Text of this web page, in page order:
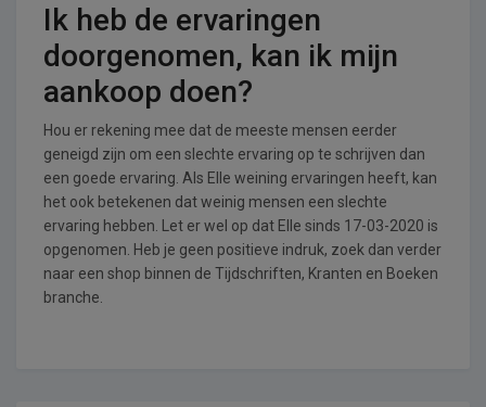
Ik heb de ervaringen
doorgenomen, kan ik mijn
aankoop doen?
Hou er rekening mee dat de meeste mensen eerder
geneigd zijn om een slechte ervaring op te schrijven dan
een goede ervaring. Als Elle weining ervaringen heeft, kan
het ook betekenen dat weinig mensen een slechte
ervaring hebben. Let er wel op dat Elle sinds 17-03-2020 is
opgenomen. Heb je geen positieve indruk, zoek dan verder
naar een shop binnen de Tijdschriften, Kranten en Boeken
branche.